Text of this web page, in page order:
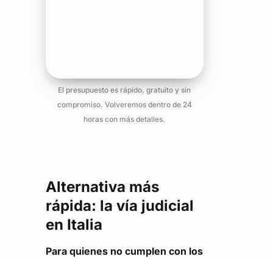
El presupuesto es rápido, gratuito y sin
compromiso. Volveremos dentro de 24
horas con más detalles.
Alternativa más
rápida: la vía judicial
en Italia
Para quienes no cumplen con los